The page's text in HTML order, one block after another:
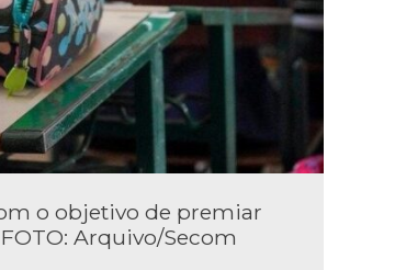
o objetivo de premiar
Arquivo/Secom